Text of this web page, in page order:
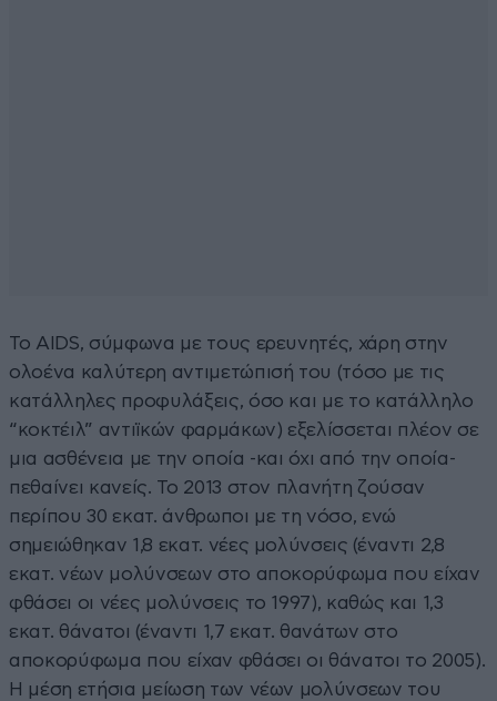
Το AIDS, σύμφωνα με τους ερευνητές, χάρη στην
ολοένα καλύτερη αντιμετώπισή του (τόσο με τις
κατάλληλες προφυλάξεις, όσο και με το κατάλληλο
“κοκτέιλ” αντιϊκών φαρμάκων) εξελίσσεται πλέον σε
μια ασθένεια με την οποία -και όχι από την οποία-
πεθαίνει κανείς. Το 2013 στον πλανήτη ζούσαν
περίπου 30 εκατ. άνθρωποι με τη νόσο, ενώ
σημειώθηκαν 1,8 εκατ. νέες μολύνσεις (έναντι 2,8
εκατ. νέων μολύνσεων στο αποκορύφωμα που είχαν
φθάσει οι νέες μολύνσεις το 1997), καθώς και 1,3
εκατ. θάνατοι (έναντι 1,7 εκατ. θανάτων στο
αποκορύφωμα που είχαν φθάσει οι θάνατοι το 2005).
Η μέση ετήσια μείωση των νέων μολύνσεων του